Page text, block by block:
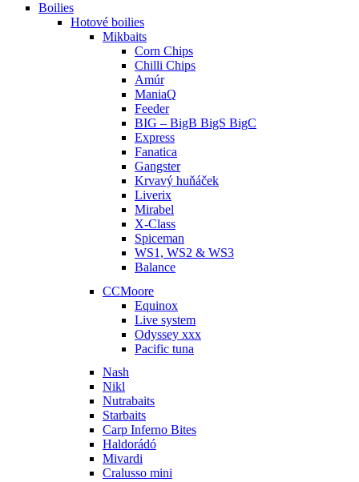
Boilies
Hotové boilies
Mikbaits
Corn Chips
Chilli Chips
Amúr
ManiaQ
Feeder
BIG – BigB BigS BigC
Express
Fanatica
Gangster
Krvavý huňáček
Liverix
Mirabel
X-Class
Spiceman
WS1, WS2 & WS3
Balance
CCMoore
Equinox
Live system
Odyssey xxx
Pacific tuna
Nash
Nikl
Nutrabaits
Starbaits
Carp Inferno Bites
Haldorádó
Mivardi
Cralusso mini